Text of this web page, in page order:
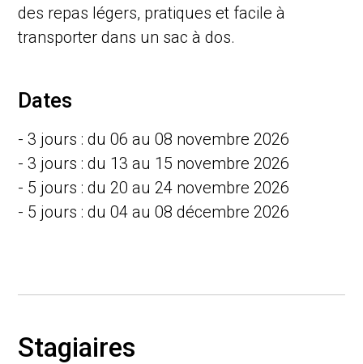
des repas légers, pratiques et facile à
transporter dans un sac à dos.
Dates
- 3 jours : du 06 au 08 novembre 2026
- 3 jours : du 13 au 15 novembre 2026
- 5 jours : du 20 au 24 novembre 2026
- 5 jours : du 04 au 08 décembre 2026
Stagiaires